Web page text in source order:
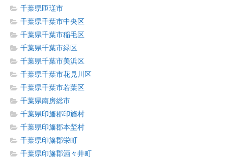
千葉県匝瑳市
千葉県千葉市中央区
千葉県千葉市稲毛区
千葉県千葉市緑区
千葉県千葉市美浜区
千葉県千葉市花見川区
千葉県千葉市若葉区
千葉県南房総市
千葉県印旛郡印旛村
千葉県印旛郡本埜村
千葉県印旛郡栄町
千葉県印旛郡酒々井町